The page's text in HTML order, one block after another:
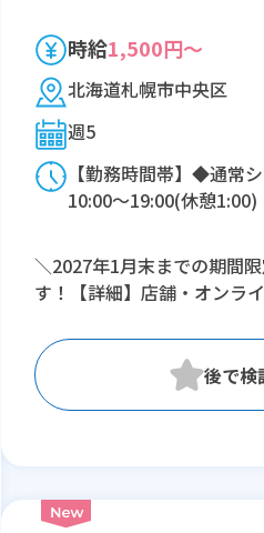
時給1,500円～
北海道札幌市中央区
週5
【勤務時間帯】◆通常
10:00〜19:00(休憩1:00)
※残業：0〜10時間程度
＼2027年1月末までの期間
す！【詳細】店舗・オンラ